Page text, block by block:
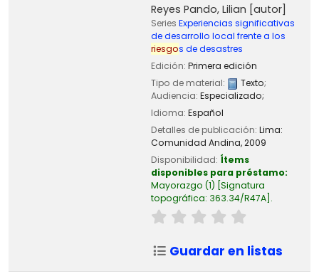
Reyes Pando, Lilian [autor]
Series Experiencias significativas
de desarrollo local frente a los
riesgos de desastres
Edición: Primera edición
Tipo de material:
Texto;
Audiencia: Especializado;
Idioma: Español
Detalles de publicación: Lima:
Comunidad Andina,2009
Disponibilidad: Ítems
disponibles para préstamo:
Mayorazgo (1) Signatura
topográfica: 363.34/R47A .
Guardar en listas